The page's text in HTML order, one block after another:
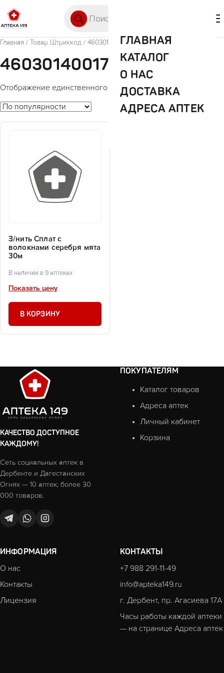
ГЛАВНАЯ
КАТАЛОГ
О НАС
ДОСТАВКА
АДРЕСА АПТЕК
Главная / Товар Штрихкод / 4603014001795
4603014001795
Отображение единственного товара
З/нить Сплат с
волокнами серебря мята
30м
В наличии в 9 аптеках
Показать цену
В КОРЗИНУ
КАЧЕСТВО ДОСТУПНОЕ
КАЖДОМУ!
Сеть социальных аптек в
Дербенте и Дагестанских
Огнях — 10 аптек, более 30
000 товаров.
ПОКУПАТЕЛЯМ
Каталог товаров
Адреса аптек
Личный кабинет
Корзина
ИНФОРМАЦИЯ
О нас
Контакты
Лицензия
КОНТАКТЫ
+7 988 291-11-49
info@apteka149.ru
г. Дербент, пр. Агасиева 17А
Часы работы каждой аптеки
— на странице Адреса аптек